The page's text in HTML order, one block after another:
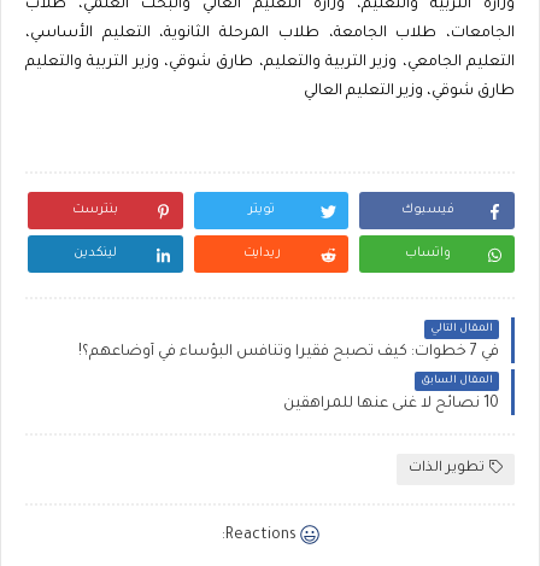
وزارة التربية والتعليم، وزارة التعليم العالي والبحث العلمي، طلاب
الجامعات، طلاب الجامعة، طلاب المرحلة الثانوية، التعليم الأساسي،
التعليم الجامعي، وزير التربية والتعليم، طارق شوقي، وزير التربية والتعليم
طارق شوقي، وزير التعليم العالي
فيسبوك تويتر بنترست
واتساب ريدايت لينكدين
المقال التالي
في 7 خطوات: كيف تصبح فقيراً وتنافس البؤساء في أوضاعهم؟!
المقال السابق
10 نصائح لا غنى عنها للمراهقين
تطوير الذات